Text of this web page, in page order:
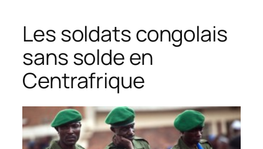
Les soldats congolais
sans solde en
Centrafrique